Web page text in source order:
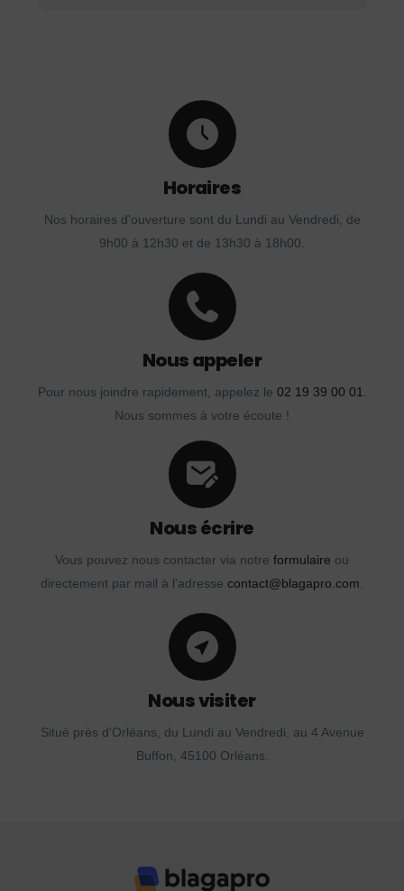
Horaires
Nos horaires d'ouverture sont du Lundi au Vendredi, de
9h00 à 12h30 et de 13h30 à 18h00.
Nous appeler
Pour nous joindre rapidement, appelez le 02 19 39 00 01.
Nous sommes à votre écoute !
Nous écrire
Vous pouvez nous contacter via notre formulaire ou
directement par mail à l'adresse contact@blagapro.com.
Nous visiter
Situé près d'Orléans, du Lundi au Vendredi, au 4 Avenue
Buffon, 45100 Orléans.